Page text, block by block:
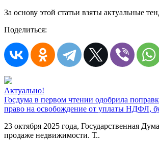
За основу этой статьи взяты актуальные
Поделиться:
Актуально!
Госдума в первом чтении одобрила
право на освобождение от уплаты НДФЛ,
23 октября 2025 года, Государственная
продаже недвижимости. Т..